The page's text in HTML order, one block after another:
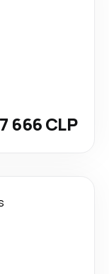
666 CLP